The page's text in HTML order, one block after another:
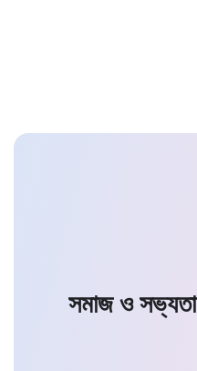
সমাজ ও সভ্যতা